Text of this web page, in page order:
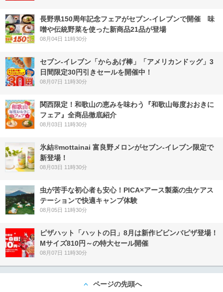
長野県150周年記念フェアがセブン-イレブンで開催 味
噌や伝統野菜を使った新商品21品が登場
08月04日 11時30分
セブン‐イレブン「からあげ棒」「アメリカンドッグ」3
日間限定30円引きセールを開催中！
08月07日 11時30分
関西限定！和歌山の恵みを味わう『和歌山毎度おおきに
フェア』全商品徹底紹介
08月03日 11時30分
氷結®mottainai 富良野メロンがセブン‐イレブン限定で
新登場！
08月03日 11時30分
虫が苦手な初心者も安心！PICA×アース製薬の虫ケアス
テーションで快適キャンプ体験
08月05日 11時30分
ピザハット「ハットの日」8月は新作ビビンバピザ登場！
Mサイズ810円～の特大セール開催
08月07日 11時30分
ページの先頭へ